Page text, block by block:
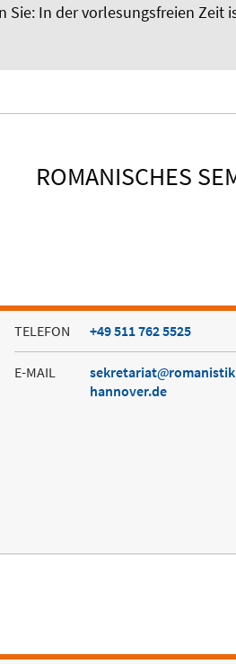
In der vorlesungsfreien Zeit
ROMANISCHES
TELEFON +49 511 762 5525
E-MAIL sekretariat
hannover.de